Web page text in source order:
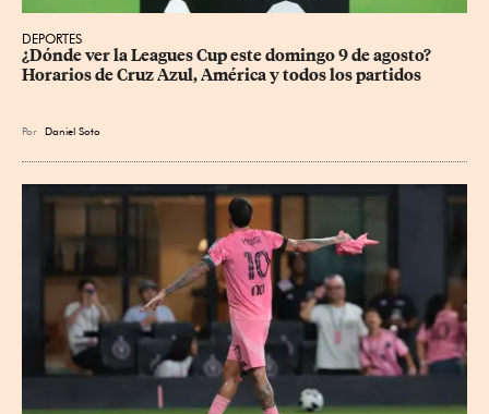
DEPORTES
¿Dónde ver la Leagues Cup este domingo 9 de agosto?
Horarios de Cruz Azul, América y todos los partidos
Por Daniel Soto